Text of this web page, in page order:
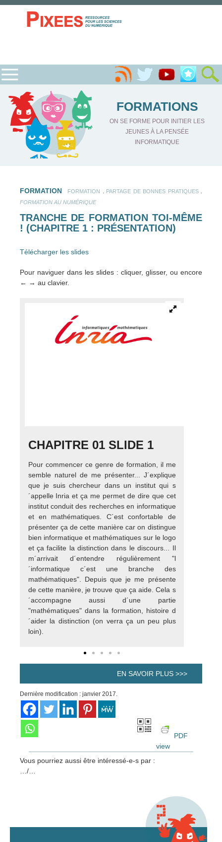
FORMATIONS
ON SE FORME POUR INITIER LES
JEUNES À LA PENSÉE
INFORMATIQUE
FORMATION FORMATION PARTAGE DE BONNES PRATIQUES.
FORMATION AU NUMÉRIQUE
TRANCHE DE FORMATION TOI-MÊME
! (CHAPITRE 1 : PRÉSENTATION)
Télécharger les slides
Pour naviguer dans les slides : cliquer, glisser, ou encore
← → au clavier.
CHAPITRE 01 SLIDE 1
Pour commencer ce genre de formation, il me
semble naturel de me présenter... J´explique
que je suis chercheur dans un institut qui s
´appelle Inria et ça me permet de dire que cet
institut conduit des recherches en informatique
et en mathématiques. C´est confortable de
présenter ça de cette manière car on distingue
bien informatique et mathématiques sur le logo
et ça facilite la distinction dans le discours... Il
m´arrivait d´entendre régulièrement "l
´informatique c´est une branche des
mathématiques". Depuis que je me présente
de cette manière, je trouve que ça aide. Cela s
´accompagne aussi d´une partie
"mathématiques" dans la formation, histoire d
´aider la distinction (on verra ça un peu plus
loin).
EN SAVOIR PLUS >>>
Dernière modification : janvier 2017.
PDF
view
Vous pourriez aussi être intéressé-e-s par :
…/…